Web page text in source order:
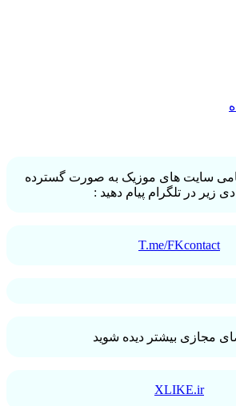
سایت های موزیک به صورت گسترده
زیر در تلگرام پیام دهید :
T.me/FKcontact
مجازی بیشتر دیده شوید
XLIKE.ir